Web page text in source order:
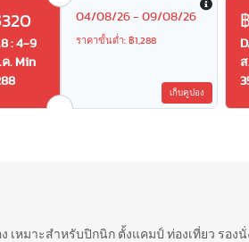
320
: 4-9
ค. Min
04/08/26 - 09/08/26
ราคาขั้นต่ำ: ฿1,288
เก็บคูปอง
เหมาะสำหรับปิกนิก ตั้งแคมป์ ท่องเที่ยว ร